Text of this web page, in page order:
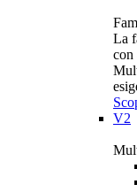
La
con
V2